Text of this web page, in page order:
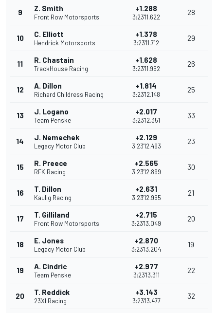
9 Z. Smith
Front Row Motorsports
+1.288
3:23'11.622
28
10 C. Elliott
Hendrick Motorsports
+1.378
3:23'11.712
29
11 R. Chastain
TrackHouse Racing
+1.628
3:23'11.962
26
12 A. Dillon
Richard Childress Racing
+1.814
3:23'12.148
25
13 J. Logano
Team Penske
+2.017
3:23'12.351
33
14 J. Nemechek
Legacy Motor Club
+2.129
3:23'12.463
23
15 R. Preece
RFK Racing
+2.565
3:23'12.899
30
16 T. Dillon
Kaulig Racing
+2.631
3:23'12.965
21
17 T. Gilliland
Front Row Motorsports
+2.715
3:23'13.049
20
18 E. Jones
Legacy Motor Club
+2.870
3:23'13.204
19
19 A. Cindric
Team Penske
+2.977
3:23'13.311
22
20 T. Reddick
23XI Racing
+3.143
3:23'13.477
32